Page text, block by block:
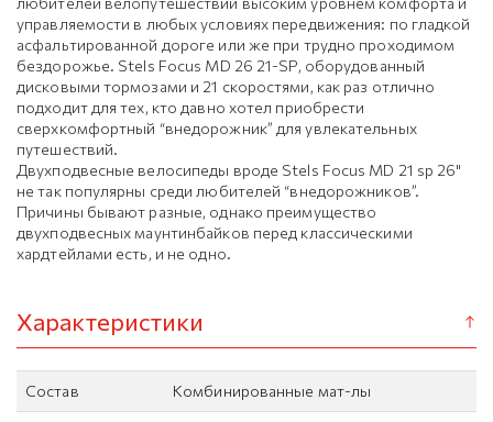
управляемости в любых условиях передвижения: по гладкой
асфальтированной дороге или же при трудно проходимом
бездорожье. Stels Focus MD 26 21-SP, оборудованный
дисковыми тормозами и 21 скоростями, как раз отлично
подходит для тех, кто давно хотел приобрести
сверхкомфортный “внедорожник” для увлекательных
путешествий.
Двухподвесные велосипеды вроде Stels Focus MD 21 sp 26"
не так популярны среди любителей “внедорожников”.
Причины бывают разные, однако преимущество
двухподвесных маунтинбайков перед классическими
хардтейлами есть, и не одно.
Характеристики
Состав Комбинированные мат-лы